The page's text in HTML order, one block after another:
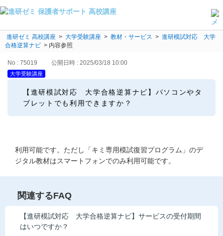
よくある質問・手続き
保護者サポート高校講座トップ
登録情報の変更・各種お手続き
会員ページへログイン
お客様サポート(手続き・照会)
カテゴリーから探す
お問い合わせ窓口
こどもちゃれんじ
進研ゼミ 高校講座 > 大学受験講座 > 教材・サービス > 進研模試対応 大学
合格逆算ナビ > 内容参照
No : 75019 公開日時 : 2025/03/18 10:00
大学受験講座
【進研模試対応 大学合格逆算ナビ】パソコンやタ
ブレットでも利用できますか？
利用可能です。ただし「キミ専用模試復習プログラム」のデ
ジタル教材はスマートフォンでのみ利用可能です。
関連するFAQ
【進研模試対応 大学合格逆算ナビ】サービスの受付期間
はいつですか？